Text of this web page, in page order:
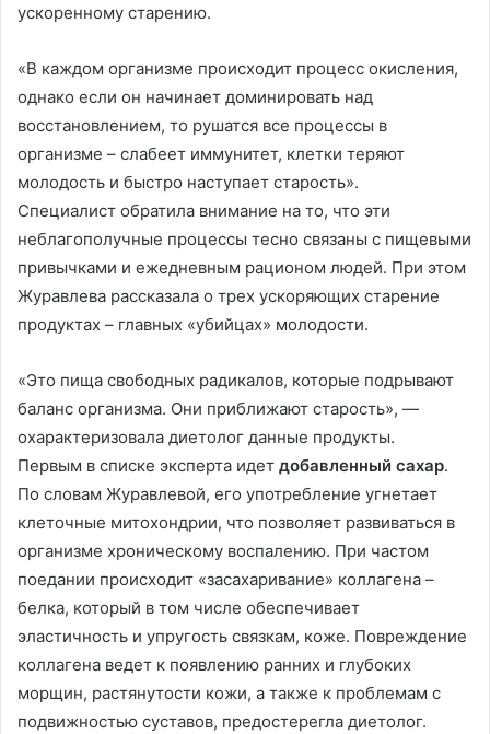
ускоренному старению.
«В каждом организме происходит процесс окисления,
однако если он начинает доминировать над
восстановлением, то рушатся все процессы в
организме – слабеет иммунитет, клетки теряют
молодость и быстро наступает старость».
Специалист обратила внимание на то, что эти
неблагополучные процессы тесно связаны с пищевыми
привычками и ежедневным рационом людей. При этом
Журавлева рассказала о трех ускоряющих старение
продуктах – главных «убийцах» молодости.
«Это пища свободных радикалов, которые подрывают
баланс организма. Они приближают старость», —
охарактеризовала диетолог данные продукты.
Первым в списке эксперта идет добавленный сахар.
По словам Журавлевой, его употребление угнетает
клеточные митохондрии, что позволяет развиваться в
организме хроническому воспалению. При частом
поедании происходит «засахаривание» коллагена –
белка, который в том числе обеспечивает
эластичность и упругость связкам, коже. Повреждение
коллагена ведет к появлению ранних и глубоких
морщин, растянутости кожи, а также к проблемам с
подвижностью суставов, предостерегла диетолог.